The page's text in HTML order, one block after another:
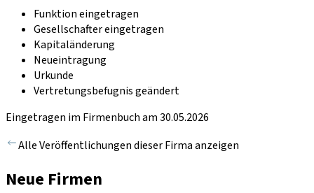
Funktion eingetragen
Gesellschafter eingetragen
Kapitaländerung
Neueintragung
Urkunde
Vertretungsbefugnis geändert
Eingetragen im Firmenbuch am 30.05.2026
Alle Veröffentlichungen dieser Firma anzeigen
Neue Firmen